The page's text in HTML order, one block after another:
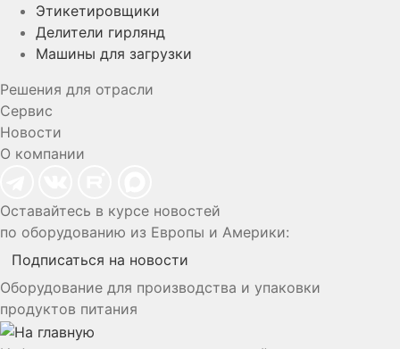
Этикетировщики
Делители гирлянд
Машины для загрузки
Решения для отрасли
Сервис
Новости
О компании
Оставайтесь в курсе новостей
по оборудованию из Европы и Америки:
Подписаться на новости
Оборудование для производства и упаковки
продуктов питания